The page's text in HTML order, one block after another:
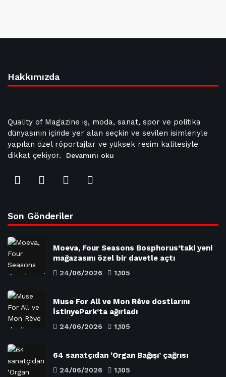
Hakkımızda
Quality of Magazine iş, moda, sanat, spor ve politika
dünyasının içinde yer alan seçkin ve sevilen isimleriyle
yapılan özel röportajlar ve yüksek resim kalitesiyle
dikkat çekiyor.
Devamını oku
Son Gönderiler
Moeva, Four Seasons Bosphorus’taki yeni
mağazasını özel bir davetle açtı
24/06/2026 1,105
Muse For All ve Mon Rêve dostlarını
İstinyePark’ta ağırladı
24/06/2026 1,105
64 sanatçıdan ‘Organ Bağışı’ çağrısı
24/06/2026 1,105